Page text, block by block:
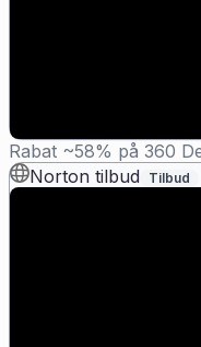
Rabat ~58% på 360
Norton tilbud Tilbud